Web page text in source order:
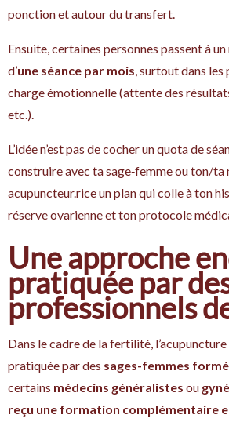
ponction et autour du transfert.
Ensuite, certaines personnes passent à
d’une séance par mois , surtout dans
charge émotionnelle (attente des
etc.).
L’idée n’est pas de cocher un quota de
construire avec ta sage‑femme ou ton/ta
acupuncteur.rice un plan qui colle à ton
réserve ovarienne et ton protocole
Une approche
pratiquée par
professionnels
Dans le cadre de la fertilité,
pratiquée par des sages-femmes
certains médecins généralistes ou
reçu une formation complémentaire